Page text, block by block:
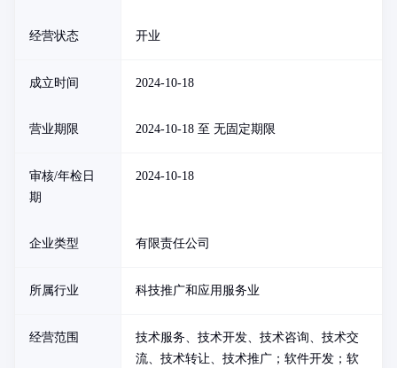
经营状态 开业
成立时间 2024-10-18
营业期限 2024-10-18 至 无固定期限
审核/年检日
期
2024-10-18
企业类型 有限责任公司
所属行业 科技推广和应用服务业
经营范围
技术服务、技术开发、技术咨询、技术交
流、技术转让、技术推广；软件开发；软